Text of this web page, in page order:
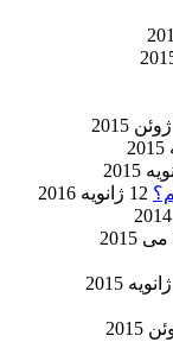
12 ژانویه 2016